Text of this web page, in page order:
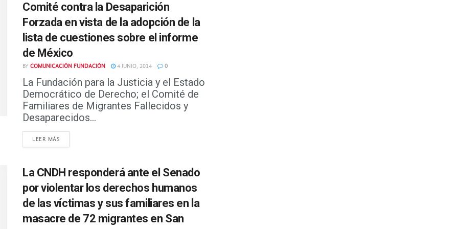
Comité contra la Desaparición
Forzada en vista de la adopción de la
lista de cuestiones sobre el informe
de México
BY COMUNICACIÓN FUNDACIÓN 4 JUNIO, 2014 0
La Fundación para la Justicia y el Estado
Democrático de Derecho; el Comité de
Familiares de Migrantes Fallecidos y
Desaparecidos...
LEER MÁS
La CNDH responderá ante el Senado
por violentar los derechos humanos
de las víctimas y sus familiares en la
masacre de 72 migrantes en San